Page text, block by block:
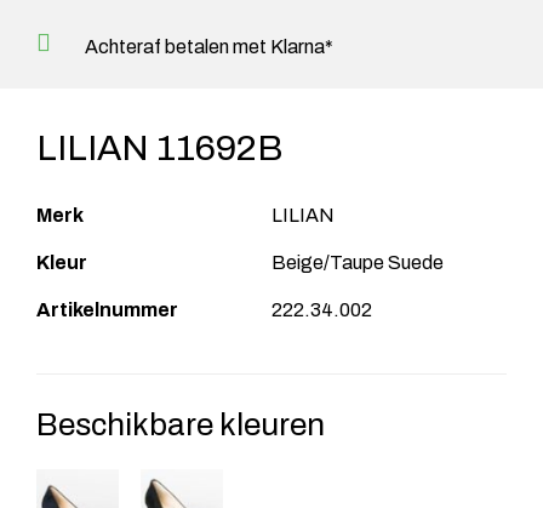
Achteraf betalen met Klarna*
LILIAN 11692B
Merk LILIAN
Kleur Beige/Taupe Suede
Artikelnummer 222.34.002
Beschikbare kleuren